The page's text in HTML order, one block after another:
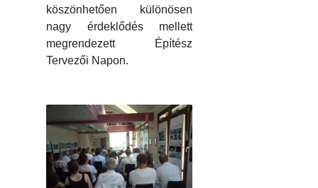
köszönhetően különösen
nagy érdeklődés mellett
megrendezett Építész
Tervezői Napon.